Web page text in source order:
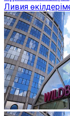
Ливия